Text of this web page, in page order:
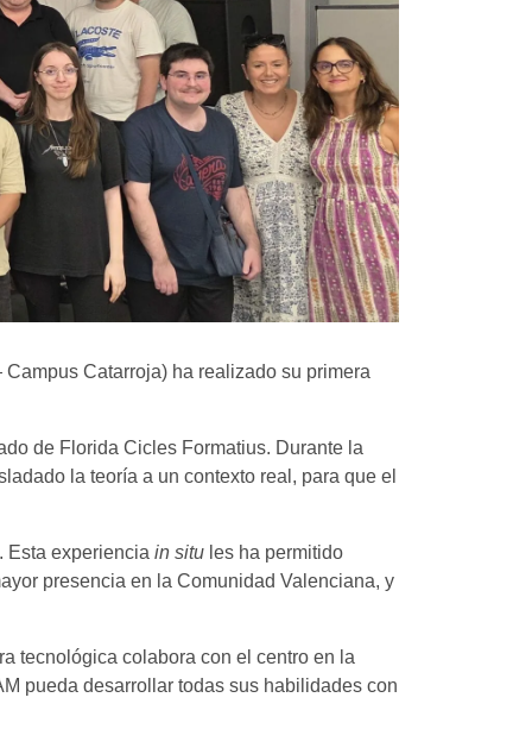
Catarroja) ha realizado su primera
de Florida Cicles Formatius. Durante la
la teoría a un contexto real, para que el
Esta experiencia in situ les ha permitido
presencia en la Comunidad Valenciana, y
tecnológica colabora con el centro en la
pueda desarrollar todas sus habilidades con